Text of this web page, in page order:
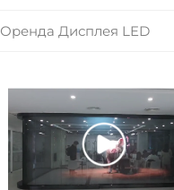
Оренда Дисплея LED